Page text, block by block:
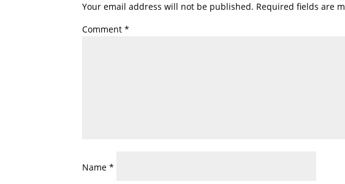
Your email address will not be published. Required fields are
Comment*
Name*